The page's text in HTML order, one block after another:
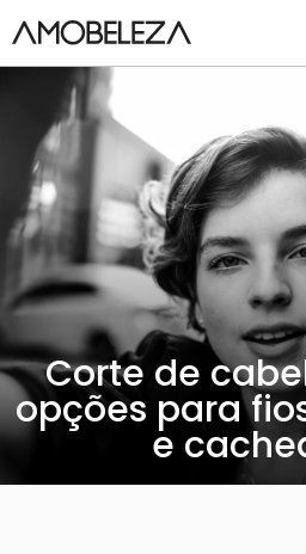
Pular
para
conteúdo
Corte de
opções para
e